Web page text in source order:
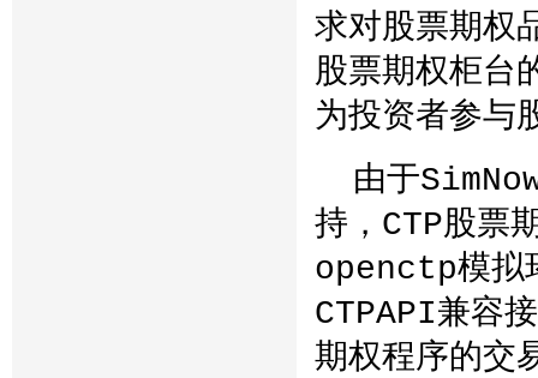
求对股票期权
股票期权柜台
为投资者参与
由于
持，CTP股票
openctp模拟
CTPAPI兼容
期权程序的